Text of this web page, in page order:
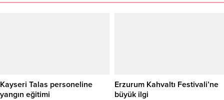
Kayseri Talas personeline
yangın eğitimi
Erzurum Kahvaltı Festivali’ne
büyük ilgi